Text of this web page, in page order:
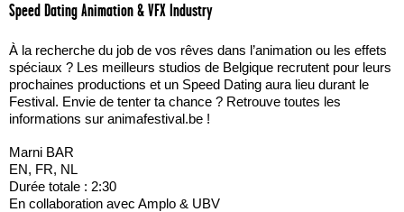
Speed Dating Animation & VFX Industry
À la recherche du job de vos rêves dans l’animation ou les effets
spéciaux ? Les meilleurs studios de Belgique recrutent pour leurs
prochaines productions et un Speed Dating aura lieu durant le
Festival. Envie de tenter ta chance ? Retrouve toutes les
informations sur animafestival.be !
Marni BAR
EN, FR, NL
Durée totale : 2:30
En collaboration avec Amplo & UBV